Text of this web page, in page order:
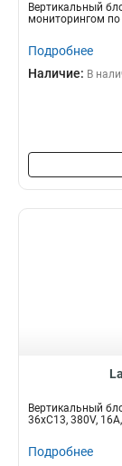
Вертикальный
мониторингом по
Подробнее
Наличие: В
Вертикальный
36xC13, 380V,
Подробнее